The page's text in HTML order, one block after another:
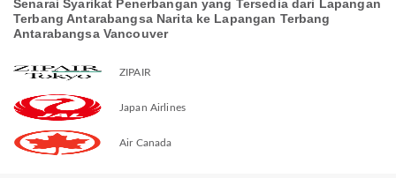
Senarai Syarikat Penerbangan yang Tersedia dari Lapangan
Terbang Antarabangsa Narita ke Lapangan Terbang
Antarabangsa Vancouver
ZIPAIR
Japan Airlines
Air Canada